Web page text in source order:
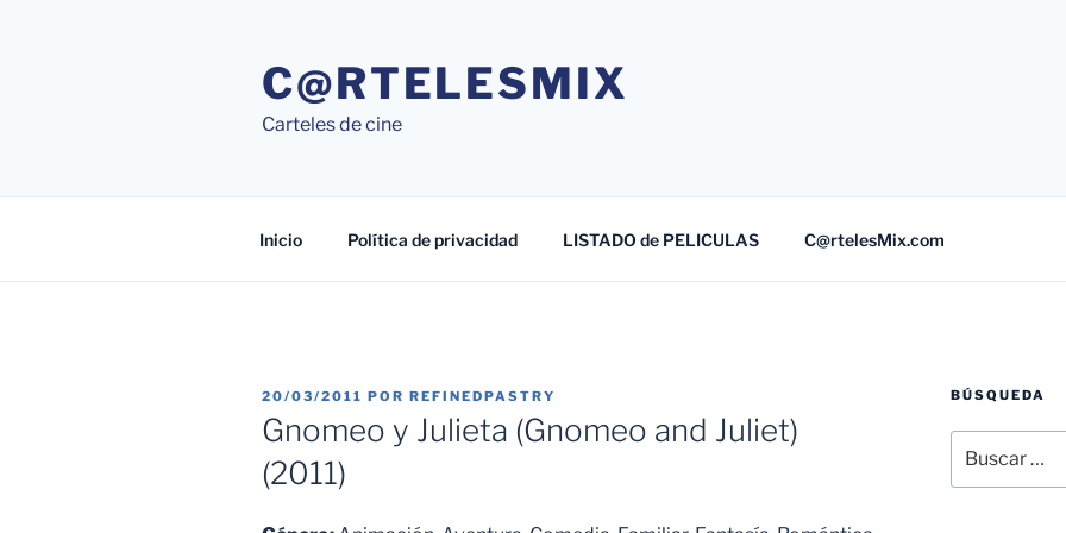
C@RTELESMIX
Carteles de cine
Inicio Política de privacidad LISTADO de PELICULAS C@rtelesMix.com
PUBLICADO
EL
20/03/2011 POR REFINEDPASTRY
Gnomeo y Julieta (Gnomeo and Juliet)
(2011)
BÚSQUEDA
por: